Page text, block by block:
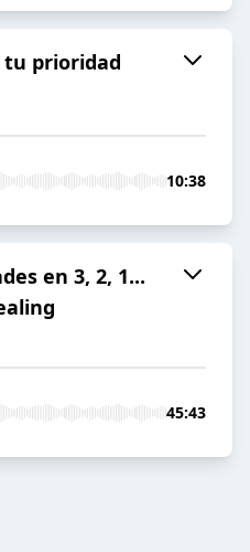
tu prioridad
10:38
en 3, 2, 1...
45:43